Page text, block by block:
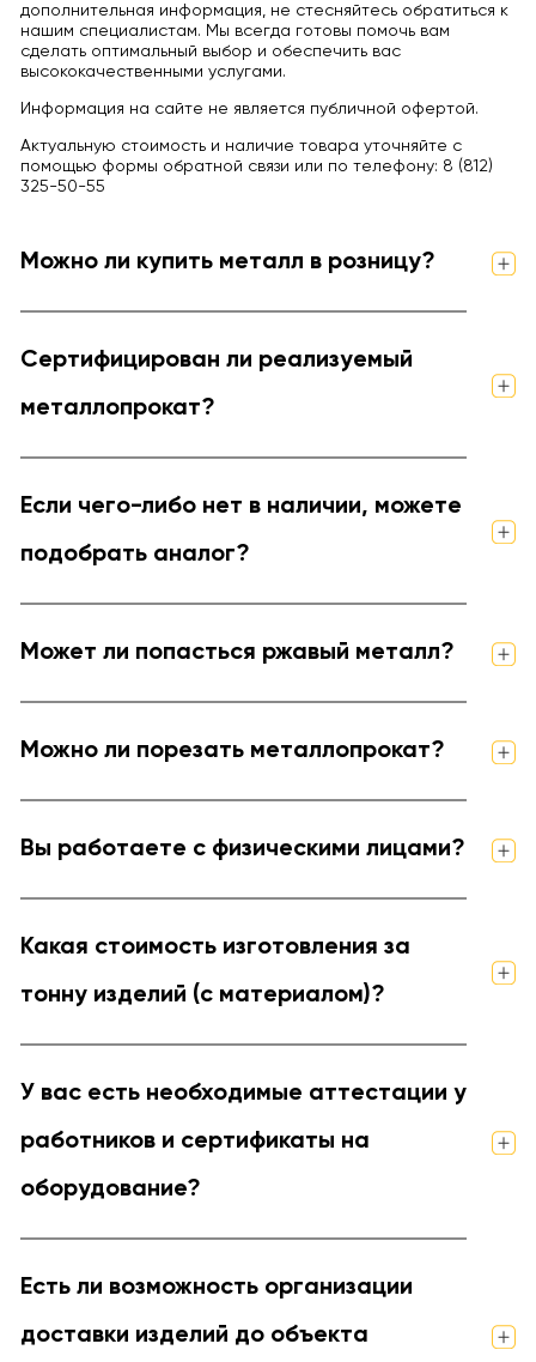
дополнительная информация, не стесняйтесь обратиться к
нашим специалистам. Мы всегда готовы помочь вам
сделать оптимальный выбор и обеспечить вас
высококачественными услугами.
Информация на сайте не является публичной офертой.
Актуальную стоимость и наличие товара уточняйте с
помощью формы обратной связи или по телефону: 8 (812)
325-50-55
Можно ли купить металл в розницу?
Сертифицирован ли реализуемый
металлопрокат?
Если чего-либо нет в наличии, можете
подобрать аналог?
Может ли попасться ржавый металл?
Можно ли порезать металлопрокат?
Вы работаете с физическими лицами?
Какая стоимость изготовления за
тонну изделий (с материалом)?
У вас есть необходимые аттестации у
работников и сертификаты на
оборудование?
Есть ли возможность организации
доставки изделий до объекта